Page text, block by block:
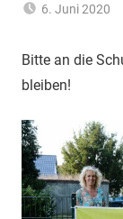
6. Juni 2020
Bitte an die
bleiben!